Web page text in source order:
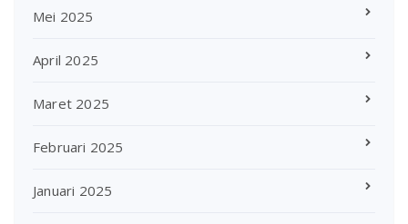
Mei 2025
April 2025
Maret 2025
Februari 2025
Januari 2025